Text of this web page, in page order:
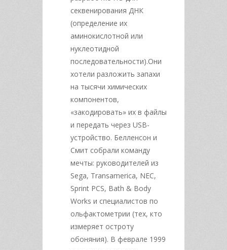
секвенирования ДНК
(определение их
аминокислотной или
нуклеотидной
последовательности).Они
хотели разложить запахи
на тысячи химических
компонентов,
«закодировать» их в файлы
и передать через USB-
устройство. Белленсон и
Смит собрали команду
мечты: руководителей из
Sega, Transamerica, NEC,
Sprint PCS, Bath & Body
Works и специалистов по
ольфактометрии (тех, кто
измеряет остроту
обоняния). В феврале 1999